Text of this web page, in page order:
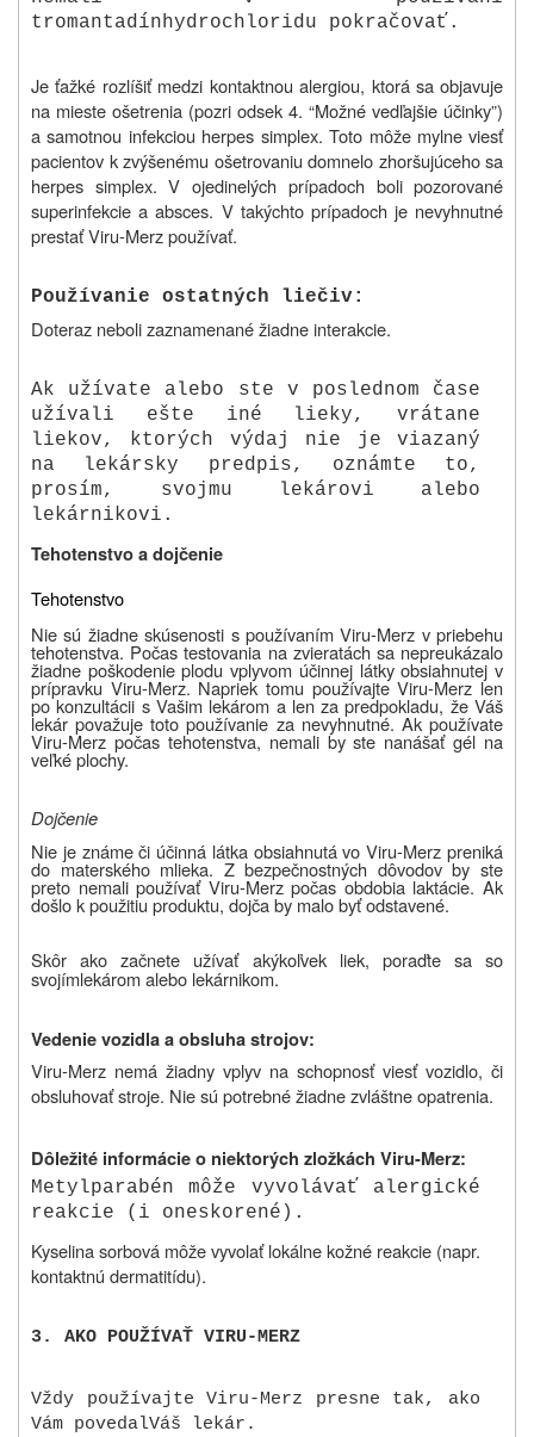
tromantadínhydrochloridu pokračovať.
Je ťažké rozlíšiť medzi kontaktnou alergiou, ktorá sa objavuje
na mieste ošetrenia (pozri odsek 4. “Možné vedľajšie účinky”)
a samotnou infekciou herpes simplex. Toto môže mylne viesť
pacientov k zvýšenému ošetrovaniu domnelo zhoršujúceho sa
herpes simplex. V ojedinelých prípadoch boli pozorované
superinfekcie a absces. V takýchto prípadoch je nevyhnutné
prestať Viru-Merz používať.
Používanie ostatných liečiv:
Doteraz neboli zaznamenané žiadne interakcie.
Ak užívate alebo ste v poslednom čase
užívali ešte iné lieky, vrátane
liekov, ktorých výdaj nie je viazaný
na lekársky predpis, oznámte to,
prosím, svojmu lekárovi alebo
lekárnikovi.
Tehotenstvo a dojčenie
Tehotenstvo
Nie sú žiadne skúsenosti s používaním Viru-Merz v priebehu
tehotenstva. Počas testovania na zvieratách sa nepreukázalo
žiadne poškodenie plodu vplyvom účinnej látky obsiahnutej v
prípravku Viru-Merz. Napriek tomu používajte Viru-Merz len
po konzultácii s Vašim lekárom a len za predpokladu, že Váš
lekár považuje toto používanie za nevyhnutné. Ak používate
Viru-Merz počas tehotenstva, nemali by ste nanášať gél na
veľké plochy.
Dojčenie
Nie je známe či účinná látka obsiahnutá vo Viru-Merz preniká
do materského mlieka. Z bezpečnostných dôvodov by ste
preto nemali používať Viru-Merz počas obdobia laktácie. Ak
došlo k použitiu produktu, dojča by malo byť odstavené.
Skôr ako začnete užívať akýkoľvek liek, poraďte sa so
svojímlekárom alebo lekárnikom.
Vedenie vozidla a obsluha strojov:
Viru-Merz nemá žiadny vplyv na schopnosť viesť vozidlo, či
obsluhovať stroje. Nie sú potrebné žiadne zvláštne opatrenia.
Dôležité informácie o niektorých zložkách Viru-Merz:
Metylparabén môže vyvolávať alergické
reakcie (i oneskorené).
Kyselina sorbová môže vyvolať lokálne kožné reakcie (napr.
kontaktnú dermatitídu).
3. AKO POUŽÍVAŤ VIRU-MERZ
Vždy používajte Viru-Merz presne tak, ako
Vám povedalVáš lekár.